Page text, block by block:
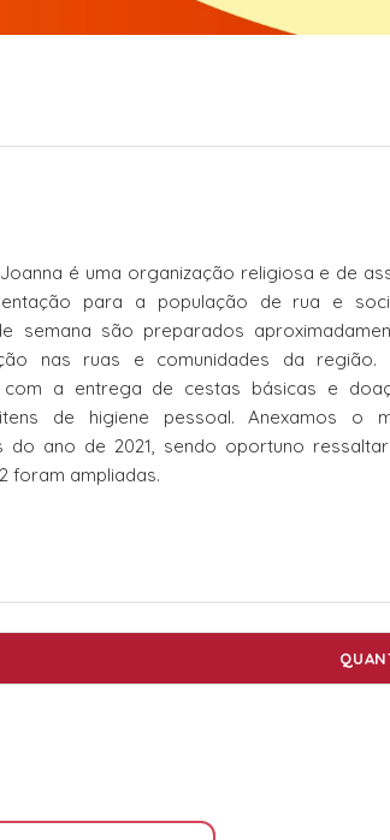
é uma organização religiosa e de
para a população de rua e
semana são preparados
nas ruas e comunidades da região.
com a entrega de cestas básicas e
de higiene pessoal. Anexamos o
do ano de 2021, sendo oportuno
foram ampliadas.